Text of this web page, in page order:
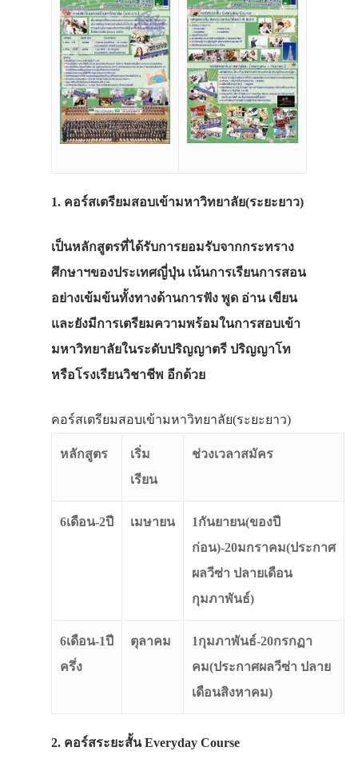
1. คอร์สเตรียมสอบเข้ามหาวิทยาลัย(ระยะยาว)
เป็นหลักสูตรที่ได้รับการยอมรับจากกระทราง
ศึกษาฯของประเทศญี่ปุ่น เน้นการเรียนการสอน
อย่างเข้มข้นทั้งทางด้านการฟัง พูด อ่าน เขียน
และยังมีการเตรียมความพร้อมในการสอบเข้า
มหาวิทยาลัยในระดับปริญญาตรี ปริญญาโท
หรือโรงเรียนวิชาชีพ อีกด้วย
คอร์สเตรียมสอบเข้ามหาวิทยาลัย(ระยะยาว)
หลักสูตร
เริ่ม
เรียน
ช่วงเวลาสมัคร
6เดือน-2ปี เมษายน
1กันยายน(ของปี
ก่อน)-20มกราคม(ประกาศ
ผลวีซ่า ปลายเดือน
กุมภาพันธ์)
6เดือน-1ปี
ครึ่ง
ตุลาคม
1กุมภาพันธ์-20กรกฏา
คม(ประกาศผลวีซ่า ปลาย
เดือนสิงหาคม)
2. คอร์สระยะสั้น Everyday Course